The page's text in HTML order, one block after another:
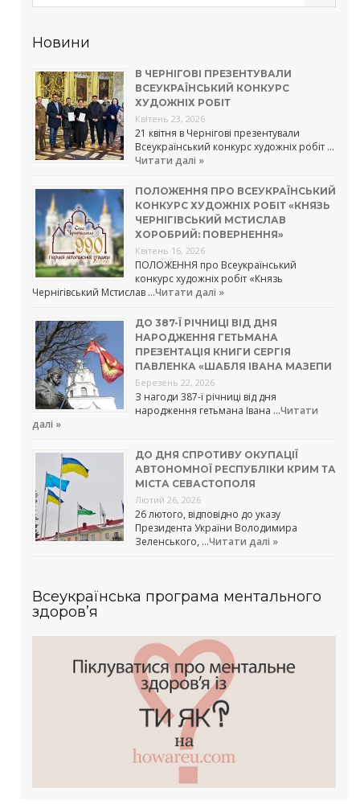
Новини
В ЧЕРНІГОВІ ПРЕЗЕНТУВАЛИ
ВСЕУКРАЇНСЬКИЙ КОНКУРС
ХУДОЖНІХ РОБІТ
Квітень 23, 2026
21 квітня в Чернігові презентували
Всеукраїнський конкурс художніх робіт …
Читати далі »
ПОЛОЖЕННЯ ПРО ВСЕУКРАЇНСЬКИЙ
КОНКУРС ХУДОЖНІХ РОБІТ «КНЯЗЬ
ЧЕРНІГІВСЬКИЙ МСТИСЛАВ
ХОРОБРИЙ: ПОВЕРНЕННЯ»
Квітень 16, 2026
ПОЛОЖЕННЯ про Всеукраїнський
конкурс художніх робіт «Князь
Чернігівський Мстислав …Читати далі »
ДО 387-Ї РІЧНИЦІ ВІД ДНЯ
НАРОДЖЕННЯ ГЕТЬМАНА
ПРЕЗЕНТАЦІЯ КНИГИ СЕРГІЯ
ПАВЛЕНКА «ШАБЛЯ ІВАНА МАЗЕПИ
Березень 22, 2026
З нагоди 387-ї річниці від дня
народження гетьмана Івана …Читати
далі »
ДО ДНЯ СПРОТИВУ ОКУПАЦІЇ
АВТОНОМНОЇ РЕСПУБЛІКИ КРИМ ТА
МІСТА СЕВАСТОПОЛЯ
Лютий 26, 2026
26 лютого, відповідно до указу
Президента України Володимира
Зеленського, …Читати далі »
Всеукраїнська програма ментального
здоров’я